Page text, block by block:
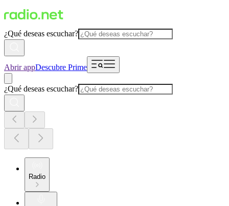
¿Qué deseas escuchar?
Abrir appDescubre Prime
¿Qué deseas escuchar?
Radio